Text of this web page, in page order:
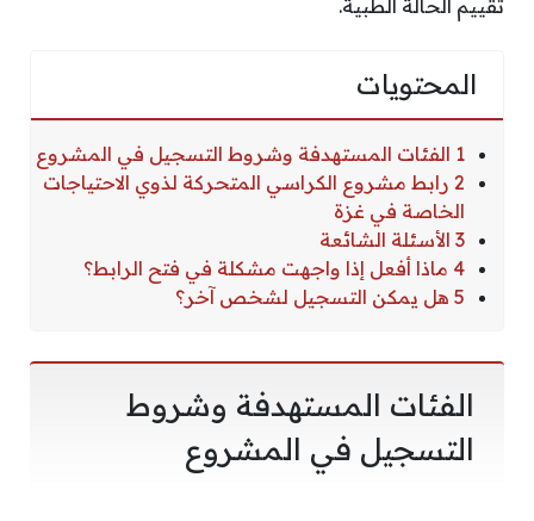
تقييم الحالة الطبية.
المحتويات
1 الفئات المستهدفة وشروط التسجيل في المشروع
2 رابط مشروع الكراسي المتحركة لذوي الاحتياجات
الخاصة في غزة
3 الأسئلة الشائعة
4 ماذا أفعل إذا واجهت مشكلة في فتح الرابط؟
5 هل يمكن التسجيل لشخص آخر؟
الفئات المستهدفة وشروط
التسجيل في المشروع